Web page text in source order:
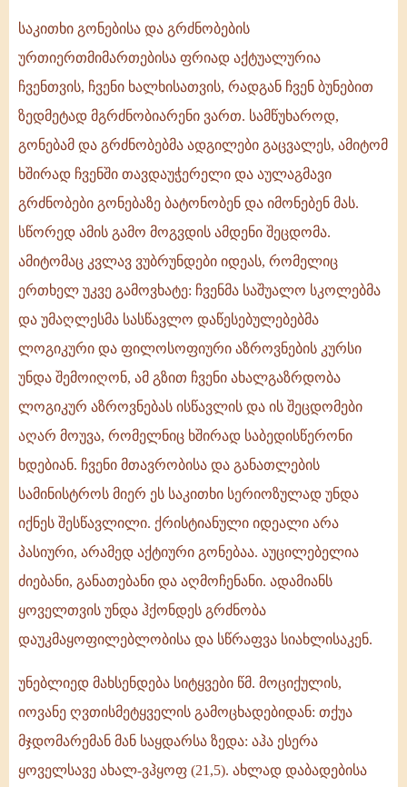
საკითხი გონებისა და გრძნობების
ურთიერთმიმართებისა ფრიად აქტუალურია
ჩვენთვის, ჩვენი ხალხისათვის, რადგან ჩვენ ბუნებით
ზედმეტად მგრძნობიარენი ვართ. სამწუხაროდ,
გონებამ და გრძნობებმა ადგილები გაცვალეს, ამიტომ
ხშირად ჩვენში თავდაუჭერელი და აულაგმავი
გრძნობები გონებაზე ბატონობენ და იმონებენ მას.
სწორედ ამის გამო მოგვდის ამდენი შეცდომა.
ამიტომაც კვლავ ვუბრუნდები იდეას, რომელიც
ერთხელ უკვე გამოვხატე: ჩვენმა საშუალო სკოლებმა
და უმაღლესმა სასწავლო დაწესებულებებმა
ლოგიკური და ფილოსოფიური აზროვნების კურსი
უნდა შემოიღონ, ამ გზით ჩვენი ახალგაზრდობა
ლოგიკურ აზროვნებას ისწავლის და ის შეცდომები
აღარ მოუვა, რომელნიც ხშირად საბედისწერონი
ხდებიან. ჩვენი მთავრობისა და განათლების
სამინისტროს მიერ ეს საკითხი სერიოზულად უნდა
იქნეს შესწავლილი. ქრისტიანული იდეალი არა
პასიური, არამედ აქტიური გონებაა. აუცილებელია
ძიებანი, განათებანი და აღმოჩენანი. ადამიანს
ყოველთვის უნდა ჰქონდეს გრძნობა
დაუკმაყოფილებლობისა და სწრაფვა სიახლისაკენ.
უნებლიედ მახსენდება სიტყვები წმ. მოციქულის,
იოვანე ღვთისმეტყველის გამოცხადებიდან: თქუა
მჯდომარემან მან საყდარსა ზედა: აჰა ესერა
ყოველსავე ახალ-ვჰყოფ (21,5). ახლად დაბადებისა